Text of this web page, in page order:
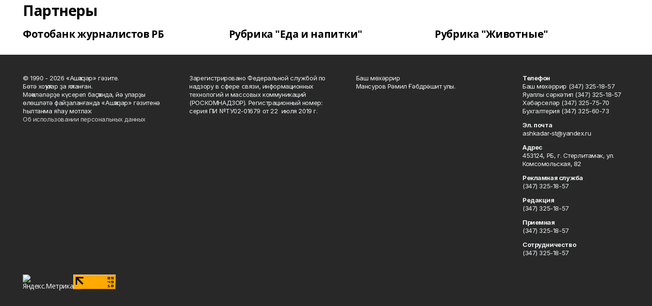
Партнеры
Фотобанк журналистов РБ Рубрика "Еда и напитки" Рубрика "Животные"
© 1990 - 2026 «Ашҡаҙар» гәзите.
Бөтә хоҡуҡтар ҙа яҡланған.
Мәҡәләләрҙе күсереп баҫҡанда, йә уларҙы
өлөшләтә файҙаланғанда «Ашҡаҙар» гәзитенә
һылтанма яһау мотлаҡ.
Об использовании персональных данных
Зарегистрировано Федеральной службой по
надзору в сфере связи, информационных
технологий и массовых коммуникаций
(РОСКОМНАДЗОР). Регистрационный номер:
серия ПИ №ТУ02-01679 от 22 июля 2019 г.
Баш мөхәррир
Мансуров Рәмил Ғәбдрәшит улы.
Телефон
Баш мөхәррир (347) 325-18-57
Яуаплы сәркәтип (347) 325-18-57
Хәбәрселәр (347) 325-75-70
Бухгалтерия (347) 325-60-73
Эл. почта
ashkadar-st@yandex.ru
Адрес
453124, РБ, г. Стерлитамак, ул.
Комсомольская, 82
Рекламная служба
(347) 325-18-57
Редакция
(347) 325-18-57
Приемная
(347) 325-18-57
Сотрудничество
(347) 325-18-57